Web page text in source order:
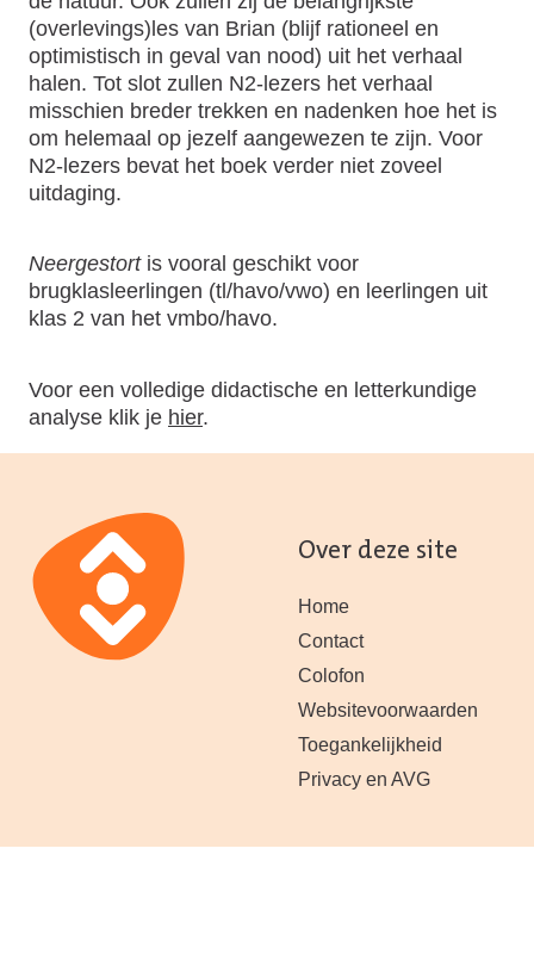
(overlevings)les van Brian (blijf rationeel en
optimistisch in geval van nood) uit het verhaal
halen. Tot slot zullen N2-lezers het verhaal
misschien breder trekken en nadenken hoe het is
om helemaal op jezelf aangewezen te zijn. Voor
N2-lezers bevat het boek verder niet zoveel
uitdaging.
Neergestortis vooral geschikt voor
brugklasleerlingen (tl/havo/vwo) en leerlingen uit
klas 2 van het vmbo/havo.
Voor een volledige didactische en letterkundige
analyse klik je hier.
Over deze site
Home
Contact
Colofon
Websitevoorwaarden
Toegankelijkheid
Privacy en AVG